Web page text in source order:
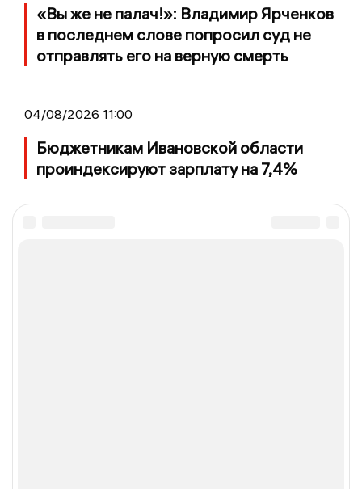
«Вы же не палач!»: Владимир Ярченков
в последнем слове попросил суд не
отправлять его на верную смерть
04/08/2026 11:00
Бюджетникам Ивановской области
проиндексируют зарплату на 7,4%